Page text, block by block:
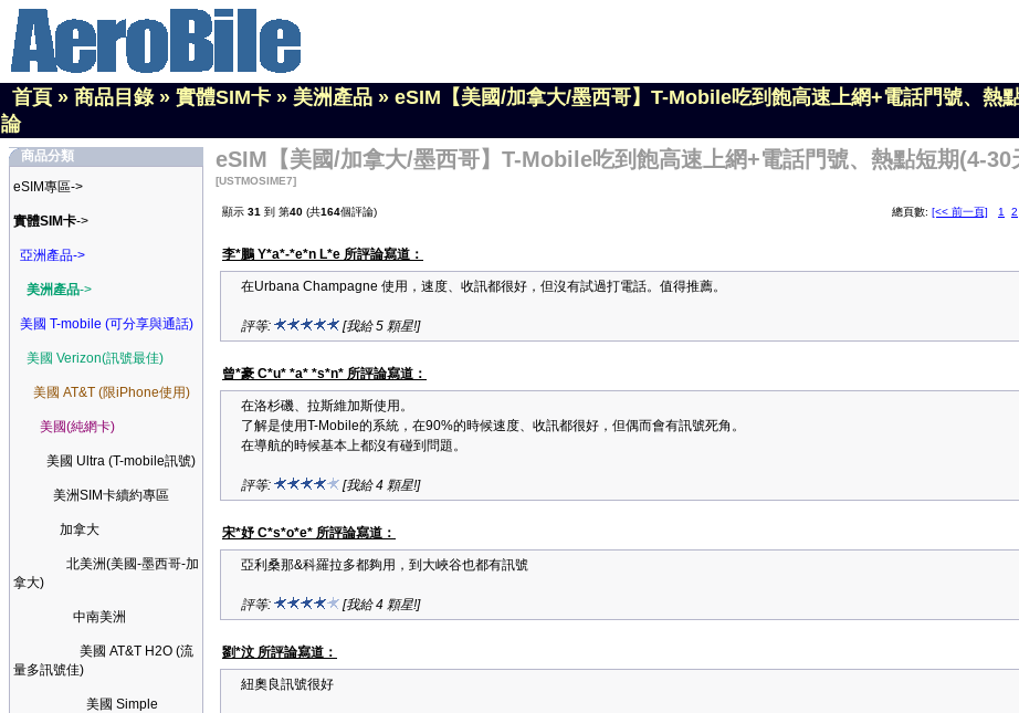
首頁 » 商品目錄» 實體SIM卡 » 美洲產品 » eSIM【美國/加拿大/墨西哥】T-Mobile吃到飽高速上網+電話門號、熱
論
商品分類
eSIM專區->
實體SIM卡->
亞洲產品->
美洲產品->
美國 T-mobile (可分享與通話)
美國 Verizon(訊號最佳)
美國 AT&T (限iPhone使用)
美國(純網卡)
美國 Ultra (T-mobile訊號)
美洲SIM卡續約專區
加拿大
北美洲(美國-墨西哥-加
拿大)
中南美洲
美國 AT&T H2O (流
量多訊號佳)
美國 Simple
eSIM【美國/加拿大/墨西哥】T-Mobile吃到飽高速上網+電話門號、熱點短期(4-30
[USTMOSIME7]
顯示 31 到 第40 (共164個評論) 總頁數: [<< 前一頁] 1 2
李*鵬 Y*a*-*e*n L*e 所評論寫道：
在Urbana Champagne 使用，速度、收訊都很好，但沒有試過打電話。值得推薦。
評等: [我給 5 顆星!]
曾*豪 C*u* *a* *s*n* 所評論寫道：
在洛杉磯、拉斯維加斯使用。
了解是使用T-Mobile的系統，在90%的時候速度、收訊都很好，但偶而會有訊號死角。
在導航的時候基本上都沒有碰到問題。
評等: [我給 4 顆星!]
宋*妤 C*s*o*e* 所評論寫道：
亞利桑那&科羅拉多都夠用，到大峽谷也都有訊號
評等: [我給 4 顆星!]
劉*汶 所評論寫道：
紐奧良訊號很好